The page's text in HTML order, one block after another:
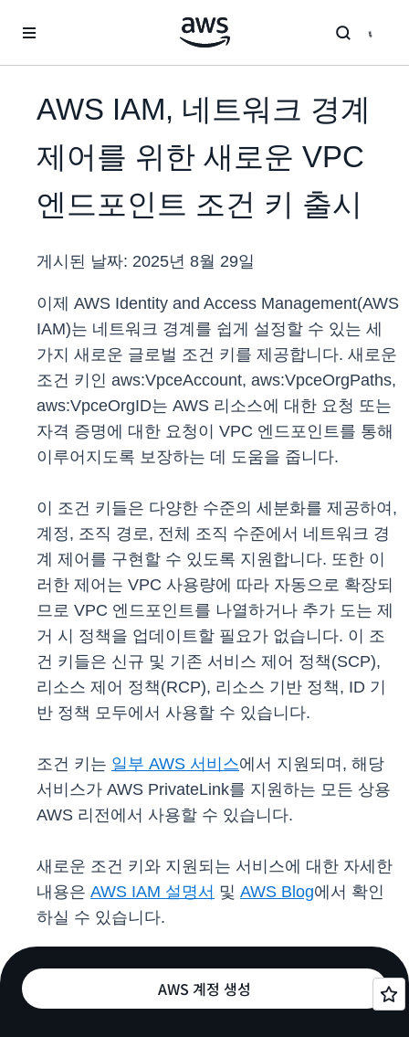
AWS IAM, 네트워크 경계
제어를 위한 새로운 VPC
엔드포인트 조건 키 출시
게시된 날짜: 2025년 8월 29일
이제 AWS Identity and Access Management(AWS
IAM)는 네트워크 경계를 쉽게 설정할 수 있는 세
가지 새로운 글로벌 조건 키를 제공합니다. 새로운
조건 키인 aws:VpceAccount, aws:VpceOrgPaths,
aws:VpceOrgID는 AWS 리소스에 대한 요청 또는
자격 증명에 대한 요청이 VPC 엔드포인트를 통해
이루어지도록 보장하는 데 도움을 줍니다.
이 조건 키들은 다양한 수준의 세분화를 제공하여,
계정, 조직 경로, 전체 조직 수준에서 네트워크 경
계 제어를 구현할 수 있도록 지원합니다. 또한 이
러한 제어는 VPC 사용량에 따라 자동으로 확장되
므로 VPC 엔드포인트를 나열하거나 추가 도는 제
거 시 정책을 업데이트할 필요가 없습니다. 이 조
건 키들은 신규 및 기존 서비스 제어 정책(SCP),
리소스 제어 정책(RCP), 리소스 기반 정책, ID 기
반 정책 모두에서 사용할 수 있습니다.
조건 키는 일부 AWS 서비스에서 지원되며, 해당
서비스가 AWS PrivateLink를 지원하는 모든 상용
AWS 리전에서 사용할 수 있습니다.
새로운 조건 키와 지원되는 서비스에 대한 자세한
내용은 AWS IAM 설명서 및 AWS Blog에서 확인
하실 수 있습니다.
AWS 계정 생성